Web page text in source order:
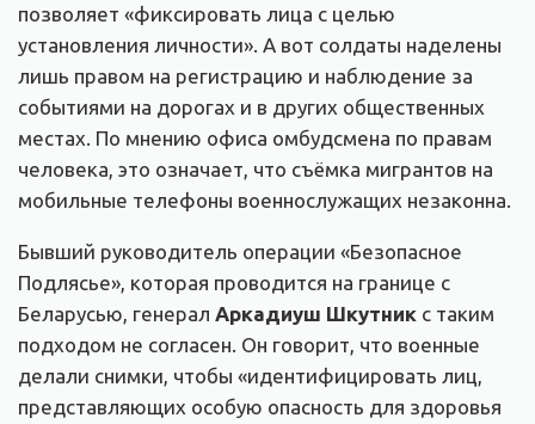
позволяет «фиксировать лица с целью
установления личности». А вот солдаты наделены
лишь правом на регистрацию и наблюдение за
событиями на дорогах и в других общественных
местах. По мнению офиса омбудсмена по правам
человека, это означает, что съёмка мигрантов на
мобильные телефоны военнослужащих незаконна.
Бывший руководитель операции «Безопасное
Подлясье», которая проводится на границе с
Беларусью, генерал Аркадиуш Шкутник с таким
подходом не согласен. Он говорит, что военные
делали снимки, чтобы «идентифицировать лиц,
представляющих особую опасность для здоровья